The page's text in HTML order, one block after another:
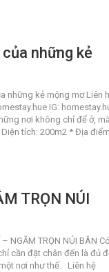
những kẻ
những kẻ mộng mơ Liên
IG:
nơi không chỉ để ở, mà
tích: 200m2 * Địa
TRỌN NÚI
– NGẮM TRỌN NÚI BÂN Có
cần đặt chân đến là đủ
nơi như thế. Liên hệ